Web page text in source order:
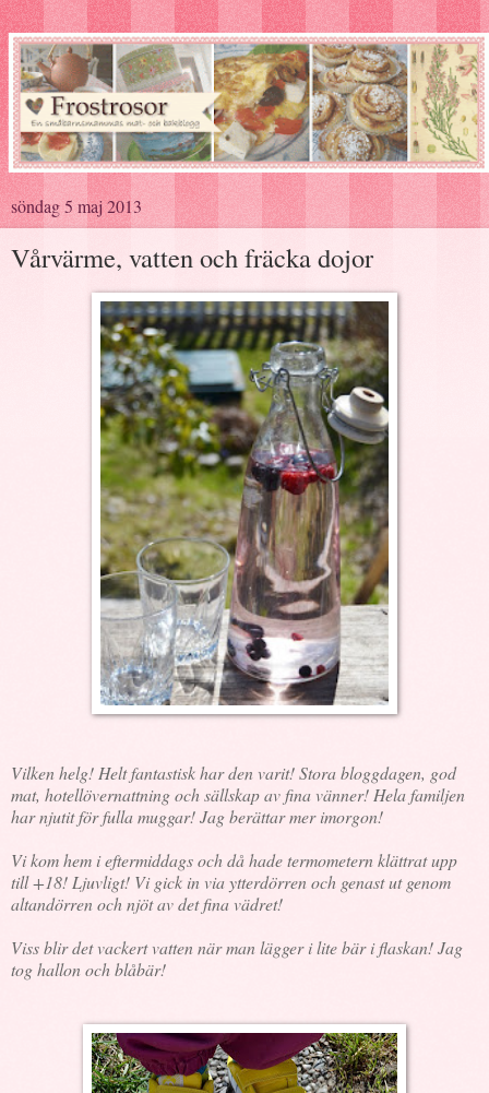
söndag 5 maj 2013
Vårvärme, vatten och fräcka dojor
Vilken helg! Helt fantastisk har den varit! Stora bloggdagen, god
mat, hotellövernattning och sällskap av fina vänner! Hela familjen
har njutit för fulla muggar! Jag berättar mer imorgon!
Vi kom hem i eftermiddags och då hade termometern klättrat upp
till +18! Ljuvligt! Vi gick in via ytterdörren och genast ut genom
altandörren och njöt av det fina vädret!
Viss blir det vackert vatten när man lägger i lite bär i flaskan! Jag
tog hallon och blåbär!